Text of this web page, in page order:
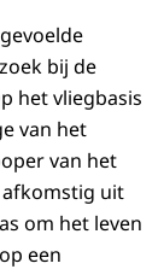
bij de
het vliegbasis
van het
van het
afkomstig uit
om het leven
een